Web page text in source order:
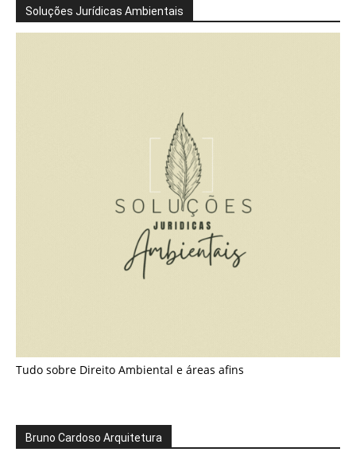
Soluções Jurídicas Ambientais
Tudo sobre Direito Ambiental e áreas afins
Bruno Cardoso Arquitetura